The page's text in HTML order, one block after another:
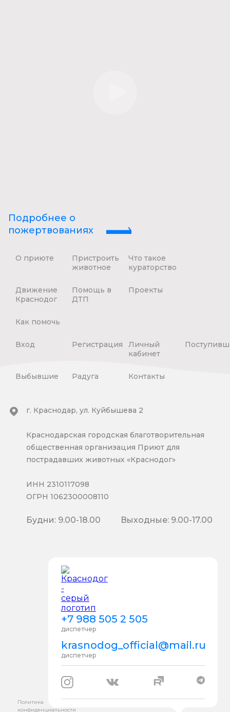
Подробнее о
пожертвованиях
О приюте
Пристроить
животное
Что такое
кураторство
Движение
Краснодог
Помощь в
ДТП
Проекты
Как помочь
Вход Регистрация
Личный
кабинет
Выбывшие Радуга Контакты
+7 988 505 2 505
диспетчер
krasnodog_official@mail.ru
диспетчер
г. Краснодар, ул. Куйбышева 2
Краснодарская городская благотворительная
общественная организация Приют для
пострадавших животных «Краснодог»
ИНН 2310117098
ОГРН 1062300008110
Будни: 9.00-18.00 Выходные: 9.00-17.00
Политика
конфиденциальности